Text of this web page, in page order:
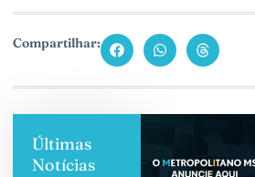
Compartilhar:
Últimas
Notícias